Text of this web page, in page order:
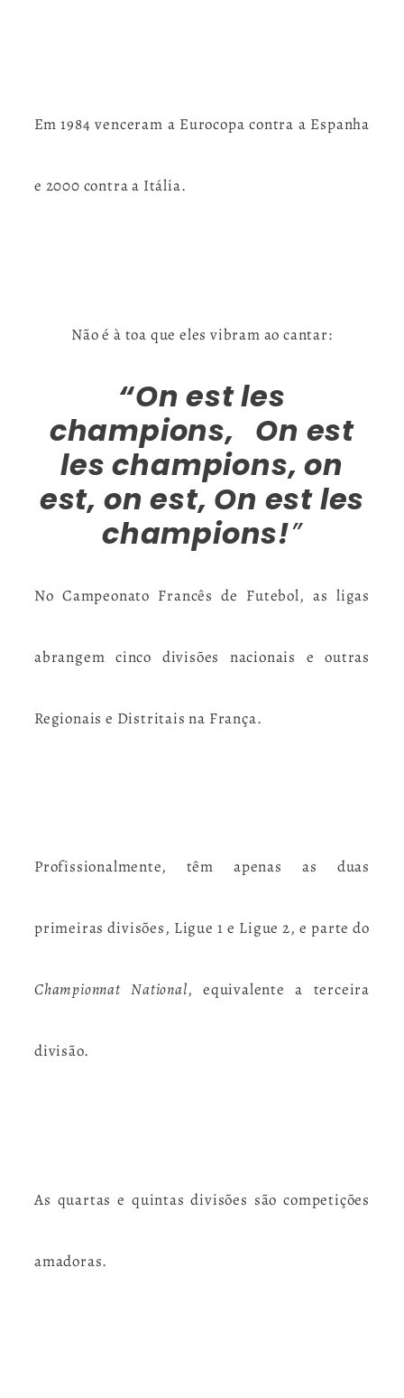
Em 1984 venceram a Eurocopa contra a Espanha
e 2000 contra a Itália.
Não é à toa que eles vibram ao cantar:
“On est les
champions, On est
les champions, on
est, on est, On est les
champions!”
No Campeonato Francês de Futebol, as ligas
abrangem cinco divisões nacionais e outras
Regionais e Distritais na França.
Profissionalmente, têm apenas as duas
primeiras divisões, Ligue 1 e Ligue 2, e parte do
Championnat National, equivalente a terceira
divisão.
As quartas e quintas divisões são competições
amadoras.